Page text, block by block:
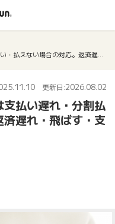
更新日:2026.08.02
払い遅れ・分割払
遅れ・飛ばす・支